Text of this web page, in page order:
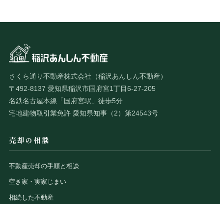
さくら通り不動産株式会社（稲沢あんしん不動産）
〒492-8137 愛知県稲沢市国府宮1丁目6-27-205
名鉄名古屋本線「国府宮駅」徒歩5分
宅地建物取引業免許 愛知県知事（2）第24543号
売却の相談
不動産売却の手順と相談
空き家・実家じまい
相続した不動産